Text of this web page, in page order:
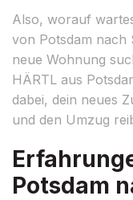
Also, worauf
von Potsdam nach
neue Wohnung
HÄRTL aus
dabei, dein neues
und den Umzug
Potsdam